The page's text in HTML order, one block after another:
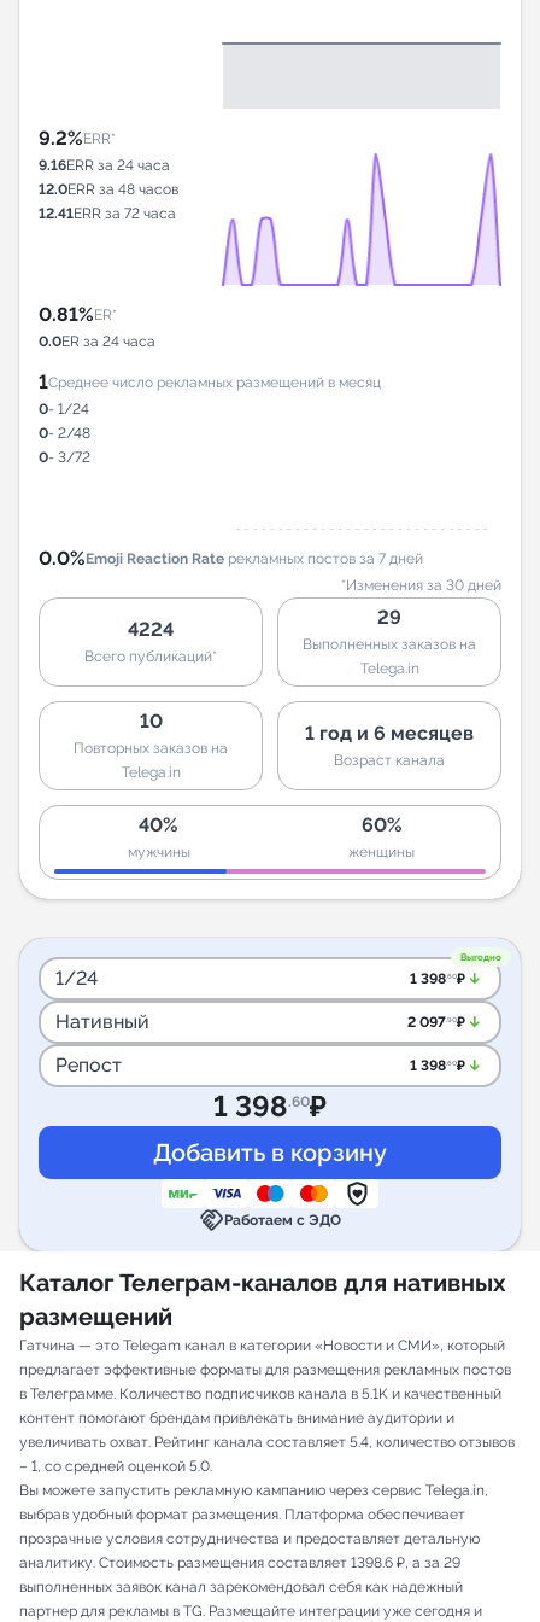
9.2%ERR*
9.16ERR за 24 часа
12.0ERR за 48 часов
12.41ERR за 72 часа
0.81%ER*
0.0ER за 24 часа
1Среднее число рекламных размещений в месяц
0- 1/24
0- 2/48
0- 3/72
0.0%Emoji Reaction Rate рекламных постов за 7 дней
*Изменения за 30 дней
4224
Всего публикаций*
29
Выполненных заказов на
Telega.in
10
Повторных заказов на
Telega.in
1 год и 6 месяцев
Возраст канала
40%
мужчины
60%
женщины
Выгодно
1/24 1 398.60₽ arrow_downward_alt
Нативный 2 097.90₽ arrow_downward_alt
Репост 1 398.60₽ arrow_downward_alt
1 398.60₽
handshakeРаботаем с ЭДО
Каталог Телеграм-каналов для нативных
размещений
Гатчина — это Telegam канал в категории «Новости и СМИ», который
предлагает эффективные форматы для размещения рекламных постов
в Телеграмме. Количество подписчиков канала в 5.1K и качественный
контент помогают брендам привлекать внимание аудитории и
увеличивать охват. Рейтинг канала составляет 5.4, количество отзывов
– 1, со средней оценкой 5.0.
Вы можете запустить рекламную кампанию через сервис Telega.in,
выбрав удобный формат размещения. Платформа обеспечивает
прозрачные условия сотрудничества и предоставляет детальную
аналитику. Стоимость размещения составляет 1398.6 ₽, а за 29
выполненных заявок канал зарекомендовал себя как надежный
партнер для рекламы в TG. Размещайте интеграции уже сегодня и